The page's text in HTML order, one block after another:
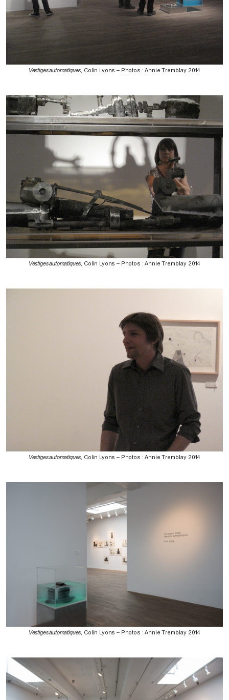
Vestiges automatiques , Colin Lyons – Photos : Annie Tremblay 2014
Vestiges automatiques , Colin Lyons – Photos : Annie Tremblay 2014
Vestiges automatiques , Colin Lyons – Photos : Annie Tremblay 2014
Vestiges automatiques , Colin Lyons – Photos : Annie Tremblay 2014